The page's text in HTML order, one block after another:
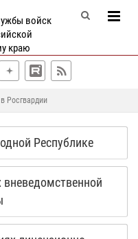
войск
краю
Росгвардии
Республике